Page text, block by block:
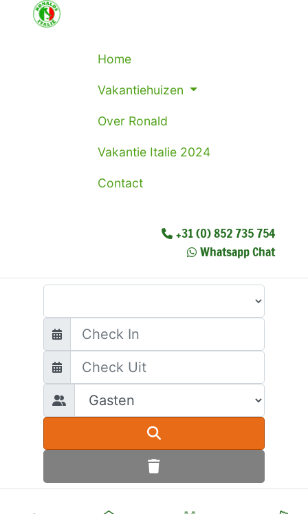
Home
Vakantiehuizen
Over Ronald
Vakantie Italie 2024
Contact
+31 (0) 852 735 754
Whatsapp Chat